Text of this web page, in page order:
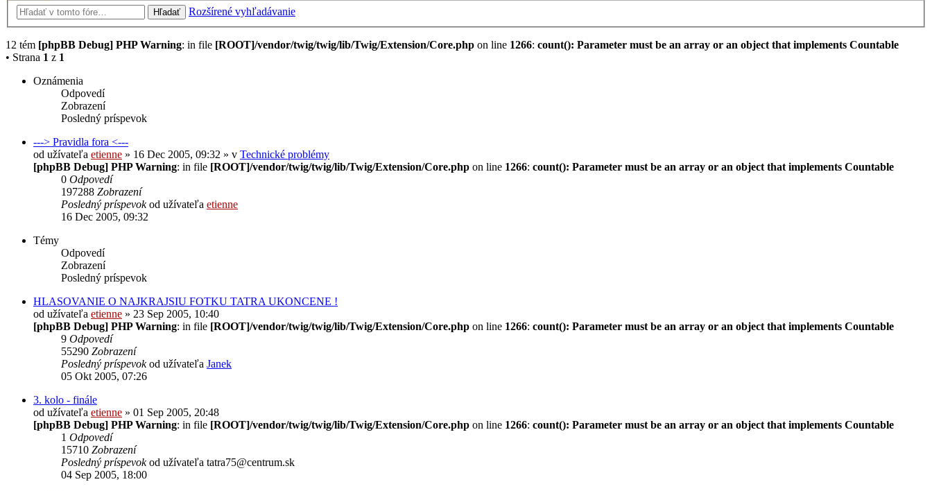
Hľadať Rozšírené vyhľadávanie
12 tém [phpBB Debug] PHP Warning: in file [ROOT]/vendor/twig/twig/lib/Twig/Extension/Core.php on line 1266: count(): Parameter must be an array or an object that implements Countable
• Strana 1 z 1
Oznámenia
Odpovedí
Zobrazení
Posledný príspevok
---> Pravidla fora <---
od užívateľa etienne » 16 Dec 2005, 09:32 » v Technické problémy
[phpBB Debug] PHP Warning: in file [ROOT]/vendor/twig/twig/lib/Twig/Extension/Core.php on line 1266: count(): Parameter must be an array or an object that implements Countable
0 Odpovedí
197288 Zobrazení
Posledný príspevokod užívateľa etienne
16 Dec 2005, 09:32
Témy
Odpovedí
Zobrazení
Posledný príspevok
HLASOVANIE O NAJKRAJSIU FOTKU TATRA UKONCENE !
od užívateľa etienne » 23 Sep 2005, 10:40
[phpBB Debug] PHP Warning: in file [ROOT]/vendor/twig/twig/lib/Twig/Extension/Core.php on line 1266: count(): Parameter must be an array or an object that implements Countable
9 Odpovedí
55290 Zobrazení
Posledný príspevokod užívateľa Janek
05 Okt 2005, 07:26
3. kolo - finále
od užívateľa etienne » 01 Sep 2005, 20:48
[phpBB Debug] PHP Warning: in file [ROOT]/vendor/twig/twig/lib/Twig/Extension/Core.php on line 1266: count(): Parameter must be an array or an object that implements Countable
1 Odpovedí
15710 Zobrazení
Posledný príspevokod užívateľa tatra75@centrum.sk
04 Sep 2005, 18:00